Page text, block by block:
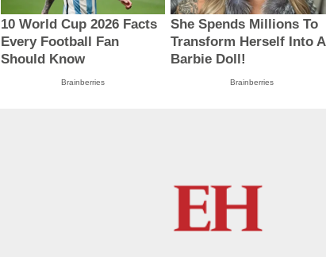
10 World Cup 2026 Facts
Every Football Fan
Should Know
Brainberries
She Spends Millions To
Transform Herself Into A
Barbie Doll!
Brainberries